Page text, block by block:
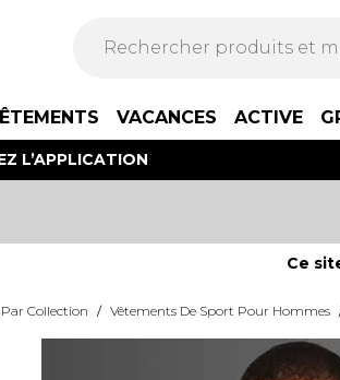
VACANCES ACTIVE
L’APPLICATION
Ce
Collection / Vêtements De Sport Pour Hommes